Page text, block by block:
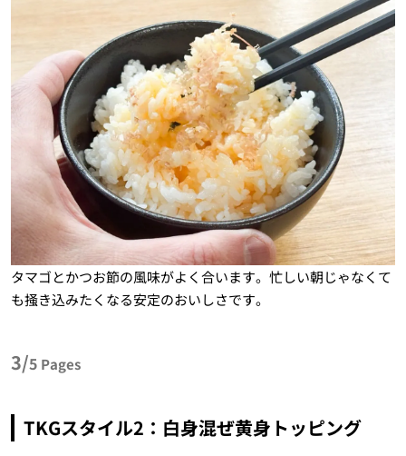
タマゴとかつお節の風味がよく合います。忙しい朝じゃなくて
も掻き込みたくなる安定のおいしさです。
3/5 Pages
TKGスタイル2：白身混ぜ黄身トッピング